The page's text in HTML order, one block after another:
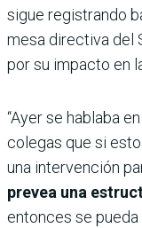
sigue registrando
mesa directiva del
por su impacto en
“Ayer se hablaba
colegas que si
una intervención
prevea una
entonces se